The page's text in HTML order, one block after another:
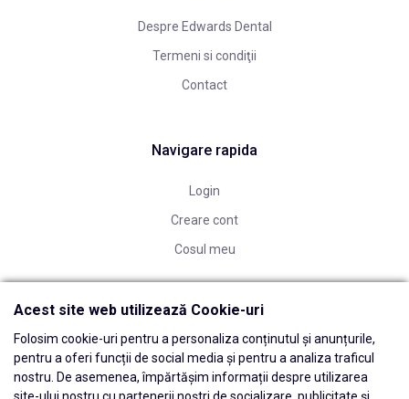
Despre Edwards Dental
Termeni si condiţii
Contact
Navigare rapida
Login
Creare cont
Cosul meu
Acest site web utilizează Cookie-uri
Folosim cookie-uri pentru a personaliza conținutul și anunțurile,
pentru a oferi funcții de social media și pentru a analiza traficul
nostru. De asemenea, împărtășim informații despre utilizarea